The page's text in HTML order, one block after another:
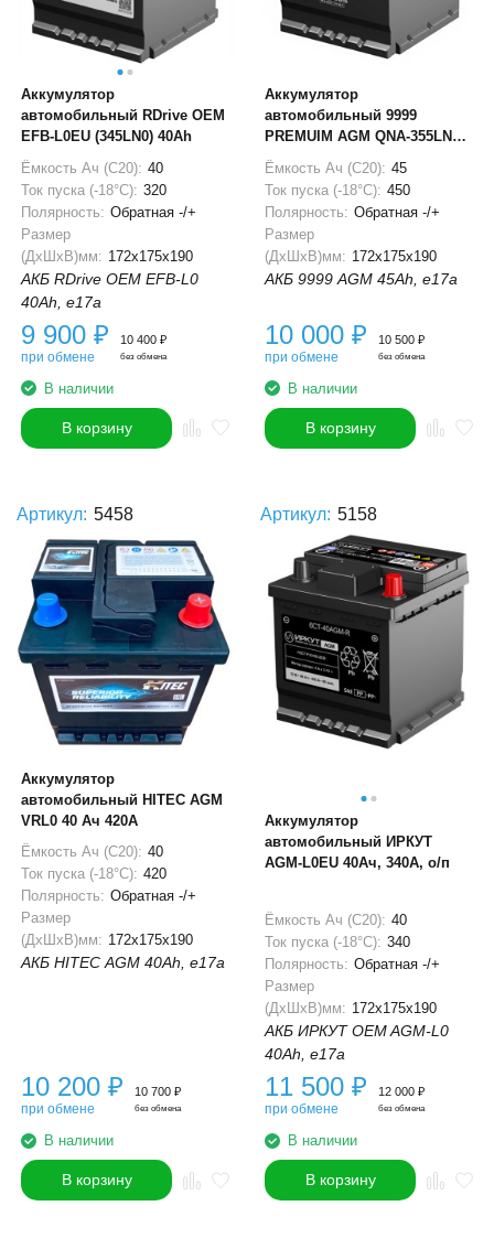
Аккумулятор
автомобильный RDrive OEM
EFB-L0EU (345LN0) 40Ah
Ёмкость Ач (С20): 40
Ток пуска (-18°С): 320
Полярность: Обратная -/+
Размер
(ДхШхВ)мм: 172x175x190
АКБ RDrive OEM EFB-L0
40Ah, e17a
9 900 ₽
при обмене
10 400 ₽
без обмена
В наличии
В корзину
Аккумулятор
автомобильный 9999
PREMUIM AGM QNA-355LN0-
IS 45Ач 450А
Ёмкость Ач (С20): 45
Ток пуска (-18°С): 450
Полярность: Обратная -/+
Размер
(ДхШхВ)мм: 172x175x190
АКБ 9999 AGM 45Ah, e17a
10 000 ₽
при обмене
10 500 ₽
без обмена
В наличии
В корзину
Артикул: 5458
Аккумулятор
автомобильный HITEC AGM
VRL0 40 Ач 420А
Ёмкость Ач (С20): 40
Ток пуска (-18°С): 420
Полярность: Обратная -/+
Размер
(ДхШхВ)мм: 172x175x190
АКБ HITEC AGM 40Ah, e17a
10 200 ₽
при обмене
10 700 ₽
без обмена
В наличии
В корзину
Артикул: 5158
Аккумулятор
автомобильный ИРКУТ
AGM-L0EU 40Ач, 340А, о/п
Ёмкость Ач (С20): 40
Ток пуска (-18°С): 340
Полярность: Обратная -/+
Размер
(ДхШхВ)мм: 172x175x190
АКБ ИРКУТ OEM AGM-L0
40Ah, e17a
11 500 ₽
при обмене
12 000 ₽
без обмена
В наличии
В корзину